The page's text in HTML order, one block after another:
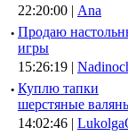
22:20:00 | Ana
· Продаю
игры
15:26:19 |
· Куплю тапки
шерстяные
14:02:46 |